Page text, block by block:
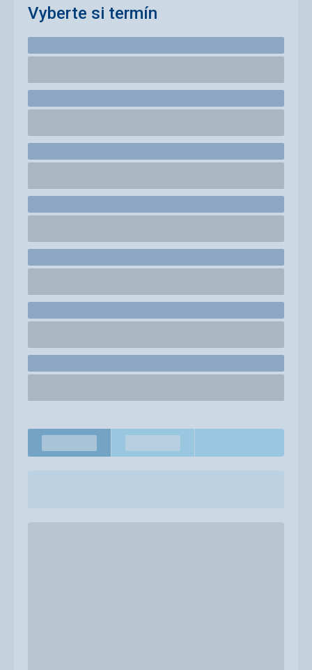
Vyberte si termín